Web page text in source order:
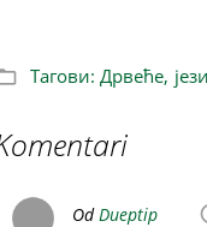
Тагови: Дрвеће,
Od Dueptip